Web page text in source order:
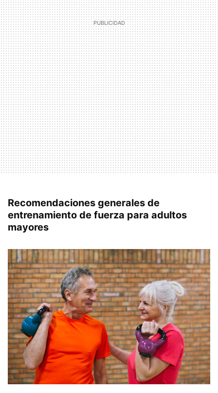
Recomendaciones generales de
entrenamiento de fuerza para adultos
mayores